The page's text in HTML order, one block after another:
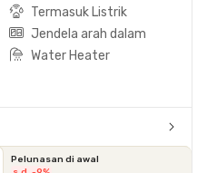
Termasuk Listrik
Jendela arah dalam
Water Heater
Pelunasan di awal